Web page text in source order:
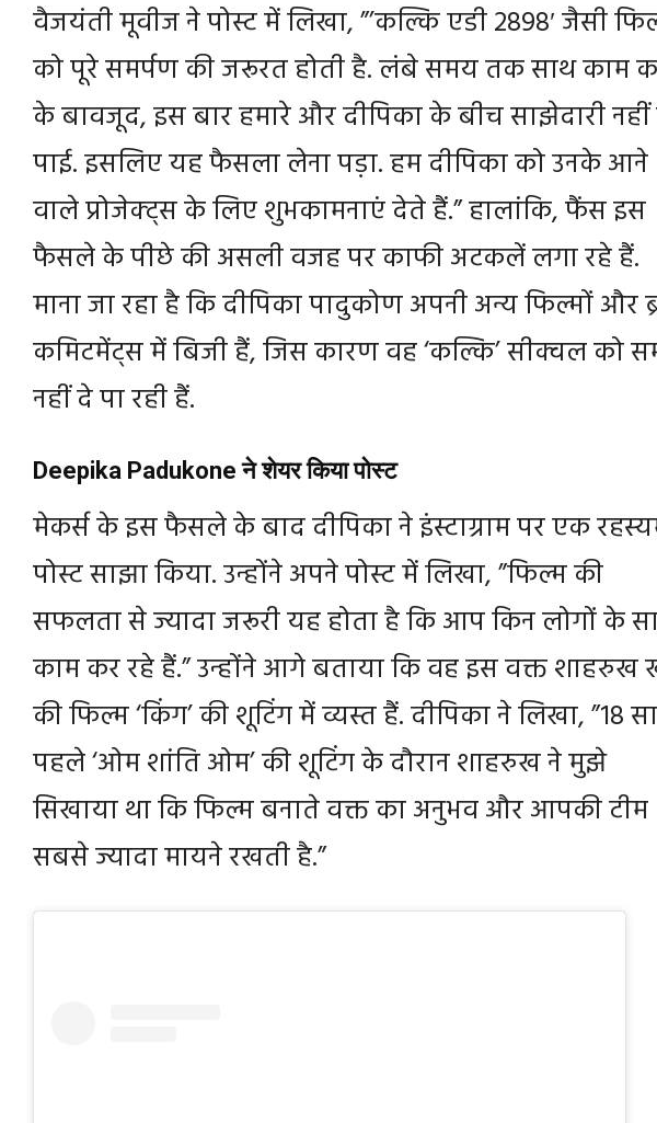
वैजयंती मूवीज ने पोस्ट में लिखा, ”’कल्कि एडी 2898′ जैसी
को पूरे समर्पण की जरूरत होती है. लंबे समय तक साथ काम
के बावजूद, इस बार हमारे और दीपिका के बीच साझेदारी
पाई. इसलिए यह फैसला लेना पड़ा. हम दीपिका को उनके आने
वाले प्रोजेक्ट्स के लिए शुभकामनाएं देते हैं.” हालांकि, फैंस इस
फैसले के पीछे की असली वजह पर काफी अटकलें लगा रहे हैं.
माना जा रहा है कि दीपिका पादुकोण अपनी अन्य फिल्मों और
कमिटमेंट्स में बिजी हैं, जिस कारण वह ‘कल्कि’ सीक्वल को
नहीं दे पा रही हैं.
Deepika Padukone ने शेयर किया पोस्ट
मेकर्स के इस फैसले के बाद दीपिका ने इंस्टाग्राम पर एक
पोस्ट साझा किया. उन्होंने अपने पोस्ट में लिखा, ”फिल्म की
सफलता से ज्यादा जरूरी यह होता है कि आप किन लोगों के
काम कर रहे हैं.” उन्होंने आगे बताया कि वह इस वक्त शाहरुख
की फिल्म ‘किंग’ की शूटिंग में व्यस्त हैं. दीपिका ने लिखा, ”18
पहले ‘ओम शांति ओम’ की शूटिंग के दौरान शाहरुख ने मुझे
सिखाया था कि फिल्म बनाते वक्त का अनुभव और आपकी टीम
सबसे ज्यादा मायने रखती है.”